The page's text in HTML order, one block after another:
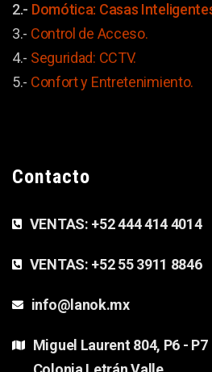
2.- Domótica: Casas
3.- Control de Acceso.
4.- Seguridad: CCTV.
5.- Confort y Entretenimiento.
Contacto
VENTAS: +52 444 414 4014
VENTAS: +52 55 3911 8846
info@lanok.mx
Miguel Laurent 804, P6 - P7